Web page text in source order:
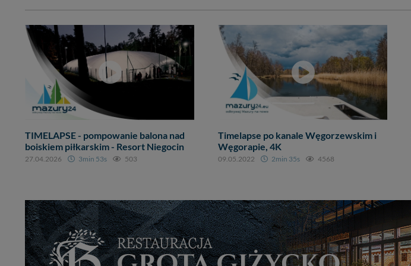
TIMELAPSE - pompowanie balona nad
boiskiem piłkarskim - Resort Niegocin
27.04.2026 3min 53s 503
Timelapse po kanale Węgorzewskim i
Węgorapie, 4K
09.05.2022 2min 35s 4568